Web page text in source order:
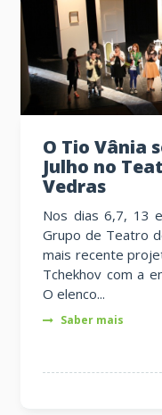
O Tio Vânia sobe a palco em
Julho no
Vedras
Nos dias 6,7, 13
Grupo de Teatro
mais recente
Tchekhov com a
O elenco...
Saber mais